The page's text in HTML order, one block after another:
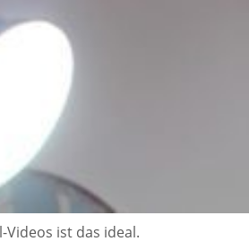
ist das ideal.